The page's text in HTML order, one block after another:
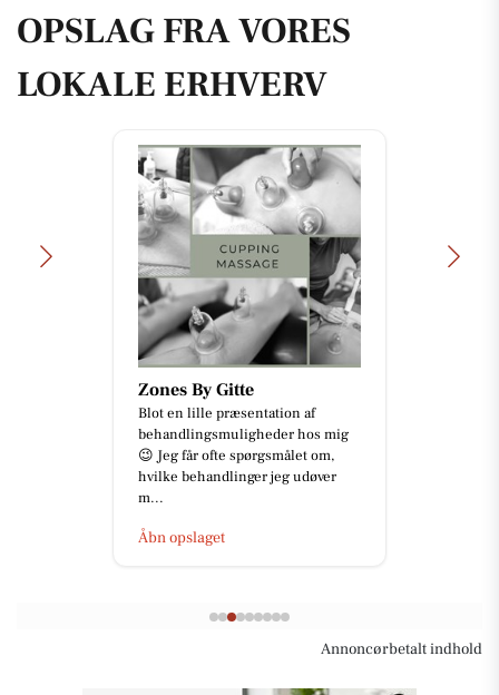
OPSLAG FRA VORES
LOKALE ERHVERV
Zones By Gitte
Blot en lille præsentation af
behandlingsmuligheder hos mig
😉 Jeg får ofte spørgsmålet om,
hvilke behandlinger jeg udøver
m...
Åbn opslaget
Annoncørbetalt indhold